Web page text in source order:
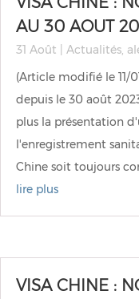
AU 30 AOUT
31 Août Actualités,
(Article modifié le 11/
depuis le 30 août
plus la présentation
l'enregistrement
Chine soit toujours
lire plus
VISA CHINE :